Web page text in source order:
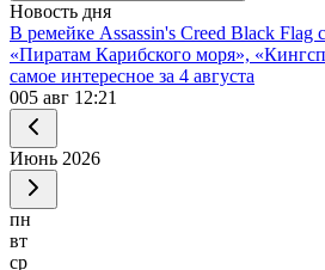
Новость дня
В ремейке Assassin's Creed Black Flag
«Пиратам Карибского моря»,
самое интересное за 4 августа
005 авг 12:21
Июнь 2026
пн
вт
ср